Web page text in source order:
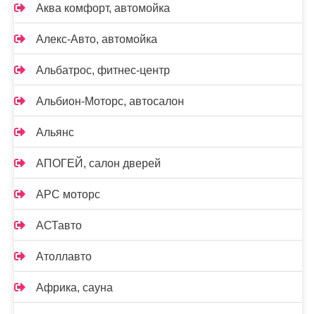
Аква комфорт, автомойка
Алекс-Авто, автомойка
Альбатрос, фитнес-центр
Альбион-Моторс, автосалон
Альянс
АПОГЕЙ, салон дверей
АРС моторс
АСТавто
Атоллавто
Африка, сауна